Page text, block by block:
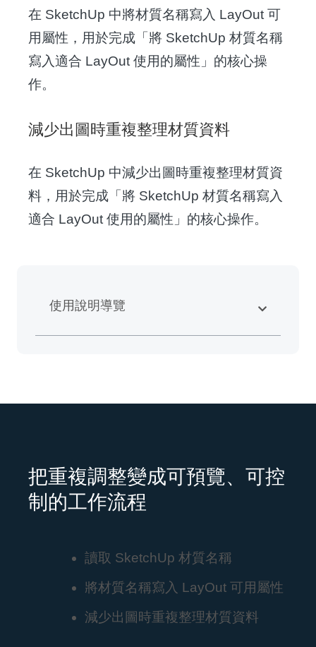
在 SketchUp 中將材質名稱寫入 LayOut 可
用屬性，用於完成「將 SketchUp 材質名稱
寫入適合 LayOut 使用的屬性」的核心操
作。
減少出圖時重複整理材質資料
在 SketchUp 中減少出圖時重複整理材質資
料，用於完成「將 SketchUp 材質名稱寫入
適合 LayOut 使用的屬性」的核心操作。
使用說明導覽
把重複調整變成可預覽、可控
制的工作流程
讀取 SketchUp 材質名稱
將材質名稱寫入 LayOut 可用屬性
減少出圖時重複整理材質資料